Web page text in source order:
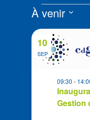
À venir
la
date
List
of
events
Photo
View
SEP
10
Gestion
09:30-